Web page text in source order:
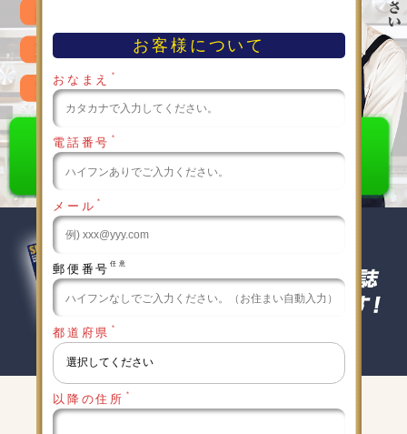
お客様について
おなまえ ＊
電話番号 ＊
メール ＊
郵便番号 任意
都道府県 ＊
以降の住所 ＊
0120-789-986
キャンペーン実施中